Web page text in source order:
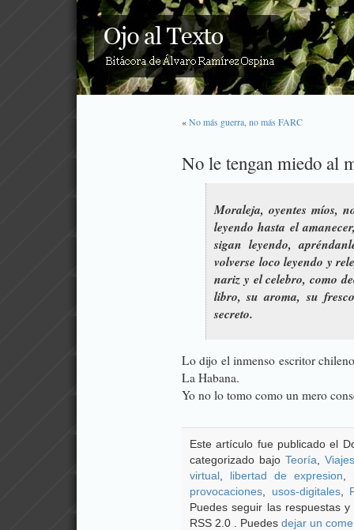
«No más guerra, no más FARC
No le tengan miedo al
Moraleja, oyentes míos,
leyendo hasta el
sigan leyendo,
volverse loco leyendo y
nariz y el celebro, como
libro, su aroma, su
secreto.
Lo dijo el inmenso escritor
La Habana.
Yo no lo tomo como un mero
Este artículo fue publicado el
categorizado bajo Teoría
Viajes
virtual
libertad de expresion
provocaciones
usos-digitales,
Puedes seguir las respuestas
RSS 2.0 . Puedes dejar un